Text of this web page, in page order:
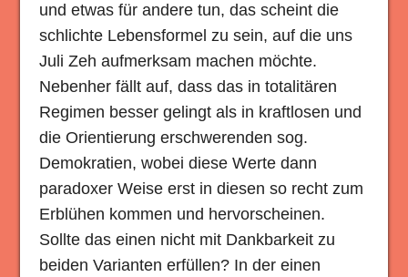
und etwas für andere tun, das scheint die
schlichte Lebensformel zu sein, auf die uns
Juli Zeh aufmerksam machen möchte.
Nebenher fällt auf, dass das in totalitären
Regimen besser gelingt als in kraftlosen und
die Orientierung erschwerenden sog.
Demokratien, wobei diese Werte dann
paradoxer Weise erst in diesen so recht zum
Erblühen kommen und hervorscheinen.
Sollte das einen nicht mit Dankbarkeit zu
beiden Varianten erfüllen? In der einen